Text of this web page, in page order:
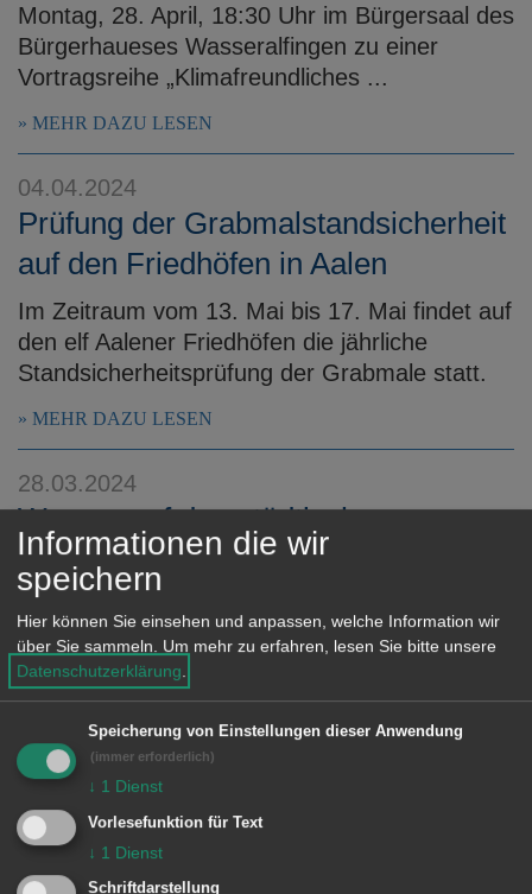
Montag, 28. April, 18:30 Uhr im Bürgersaal des
Bürgerhaueses Wasseralfingen zu einer
Vortragsreihe „Klimafreundliches ...
MEHR DAZU LESEN
04.04.2024
Prüfung der Grabmalstandsicherheit
auf den Friedhöfen in Aalen
Im Zeitraum vom 13. Mai bis 17. Mai findet auf
den elf Aalener Friedhöfen die jährliche
Standsicherheitsprüfung der Grabmale statt.
MEHR DAZU LESEN
28.03.2024
Wasser auf den städtischen
Friedhöfen wird angestellt
Angesichts der frühlingshaften Temperaturen
werden beginnend ab Donnerstag, 4. April die
Wasserstellen auf allen städtischen Friedhöfen
nach und nach in Betrieb genommen.
MEHR DAZU LESEN
22.03.2024
Studie zu chronischen
Atemwegserkrankungen im Tiefen
Informationen die wir
speichern
Hier können Sie einsehen und anpassen, welche Information wir
über Sie sammeln.
Um mehr zu erfahren, lesen Sie bitte unsere
Datenschutzerklärung
Speicherung von Einstellungen dieser Anwendung
(immer erforderlich)
↓ 1 Dienst
Vorlesefunktion für Text
↓ 1 Dienst
Schriftdarstellung